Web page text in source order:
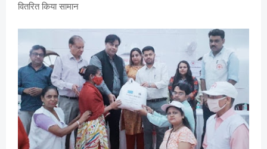
वितरित किया सामान